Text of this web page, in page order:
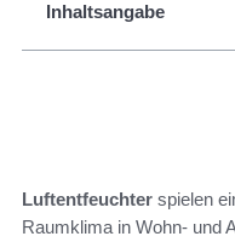
Inhaltsangabe
Luftentfeuchter spielen
Raumklima in Wohn- und